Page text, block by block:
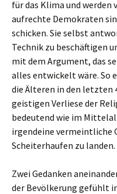
für das Klima und
aufrechte Demokraten
schicken. Sie selbst
Technik zu beschäftigen
mit dem Argument, das
alles entwickelt wäre. So
die Älteren in den letzten
geistigen Verliese der
bedeutend wie im
irgendeine vermeintliche
Scheiterhaufen zu landen.
Zwei Gedanken
der Bevölkerung gefühlt